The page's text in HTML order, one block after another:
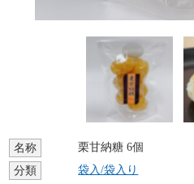
名称
栗甘納糖 6個
分類
袋入/袋入り